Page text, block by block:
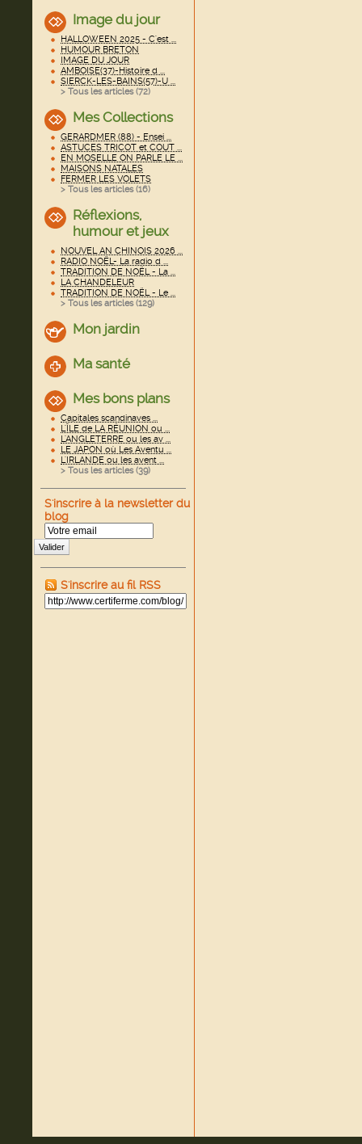
Image du jour
HALLOWEEN 2025 - C'est ...
HUMOUR BRETON
IMAGE DU JOUR
AMBOISE(37)-Histoire d ...
SIERCK-LES-BAINS(57)-U ...
> Tous les articles (72)
Mes Collections
GERARDMER (88) - Ensei ...
ASTUCES TRICOT et COUT ...
EN MOSELLE ON PARLE LE ...
MAISONS NATALES
FERMER LES VOLETS
> Tous les articles (16)
Réflexions,
humour et jeux
NOUVEL AN CHINOIS 2026 ...
RADIO NOËL- La radio d ...
TRADITION DE NOËL - La ...
LA CHANDELEUR
TRADITION DE NOËL - Le ...
> Tous les articles (129)
Mon jardin
Ma santé
Mes bons plans
Capitales scandinaves ...
L'ÎLE de LA RÉUNION ou ...
L'ANGLETERRE ou les av ...
LE JAPON où Les Aventu ...
L'IRLANDE ou les avent ...
> Tous les articles (39)
S'inscrire à la newsletter du
blog
Valider
S'inscrire au fil RSS